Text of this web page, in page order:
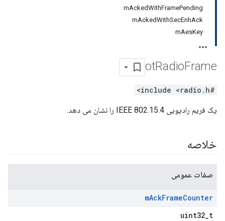
mAckedWithFramePending
mAckedWithSecEnhAck
mAesKey
otRadioFrame
#include <radio.h>
یک فریم رادیویی IEEE 802.15.4 را نشان می دهد.
خلاصه
صفات عمومی
mAckFrameCounter
uint32_t